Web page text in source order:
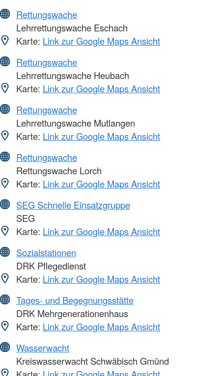
Rettungswache
Lehrrettungswache Eschach
Karte: Link zur Google Maps Ansicht
Rettungswache
Lehrrettungswache Heubach
Karte: Link zur Google Maps Ansicht
Rettungswache
Lehrrettungswache Mutlangen
Karte: Link zur Google Maps Ansicht
Rettungswache
Rettungswache Lorch
Karte: Link zur Google Maps Ansicht
SEG Schnelle Einsatzgruppe
SEG
Karte: Link zur Google Maps Ansicht
Sozialstationen
DRK Pflegedienst
Karte: Link zur Google Maps Ansicht
Tages- und Begegnungsstätte
DRK Mehrgenerationenhaus
Karte: Link zur Google Maps Ansicht
Wasserwacht
Kreiswasserwacht Schwäbisch Gmünd